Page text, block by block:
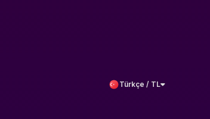
Türkçe / TL